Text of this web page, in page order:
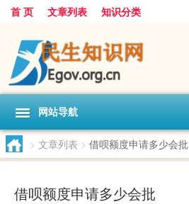
首 页 文章列表 知识分类
网站导航
> 文章列表 > 借呗额度申请多少会批
借呗额度申请多少会批